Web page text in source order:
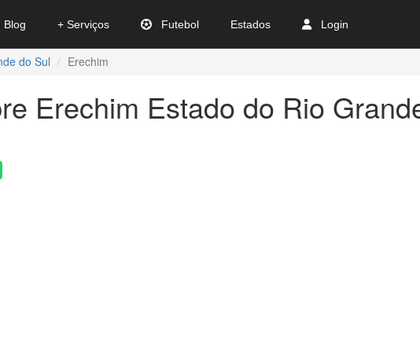
Blog + Serviços Futebol Estados Login
do Sul Erechim
Erechim Estado do Rio